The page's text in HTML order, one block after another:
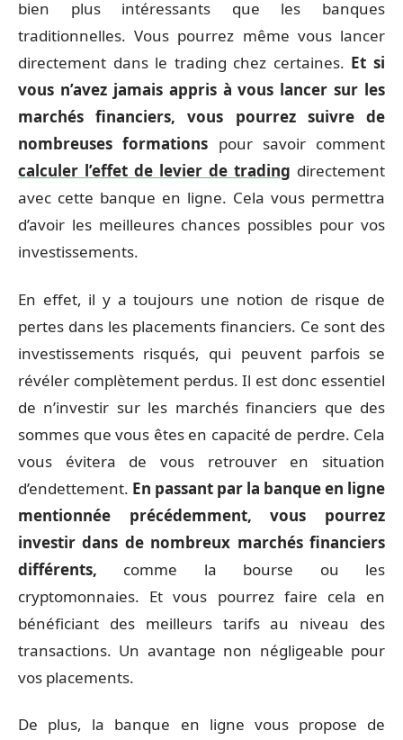
bien plus intéressants que les banques
traditionnelles. Vous pourrez même vous lancer
directement dans le trading chez certaines. Et si
vous n’avez jamais appris à vous lancer sur les
marchés financiers, vous pourrez suivre de
nombreuses formations pour savoir comment
calculer l’effet de levier de trading directement
avec cette banque en ligne. Cela vous permettra
d’avoir les meilleures chances possibles pour vos
investissements.
En effet, il y a toujours une notion de risque de
pertes dans les placements financiers. Ce sont des
investissements risqués, qui peuvent parfois se
révéler complètement perdus. Il est donc essentiel
de n’investir sur les marchés financiers que des
sommes que vous êtes en capacité de perdre. Cela
vous évitera de vous retrouver en situation
d’endettement. En passant par la banque en ligne
mentionnée précédemment, vous pourrez
investir dans de nombreux marchés financiers
différents, comme la bourse ou les
cryptomonnaies. Et vous pourrez faire cela en
bénéficiant des meilleurs tarifs au niveau des
transactions. Un avantage non négligeable pour
vos placements.
De plus, la banque en ligne vous propose de